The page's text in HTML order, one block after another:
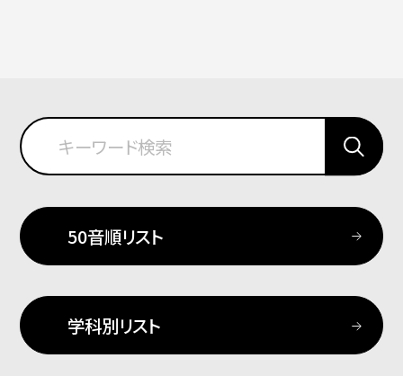
50音順リスト
学科別リスト